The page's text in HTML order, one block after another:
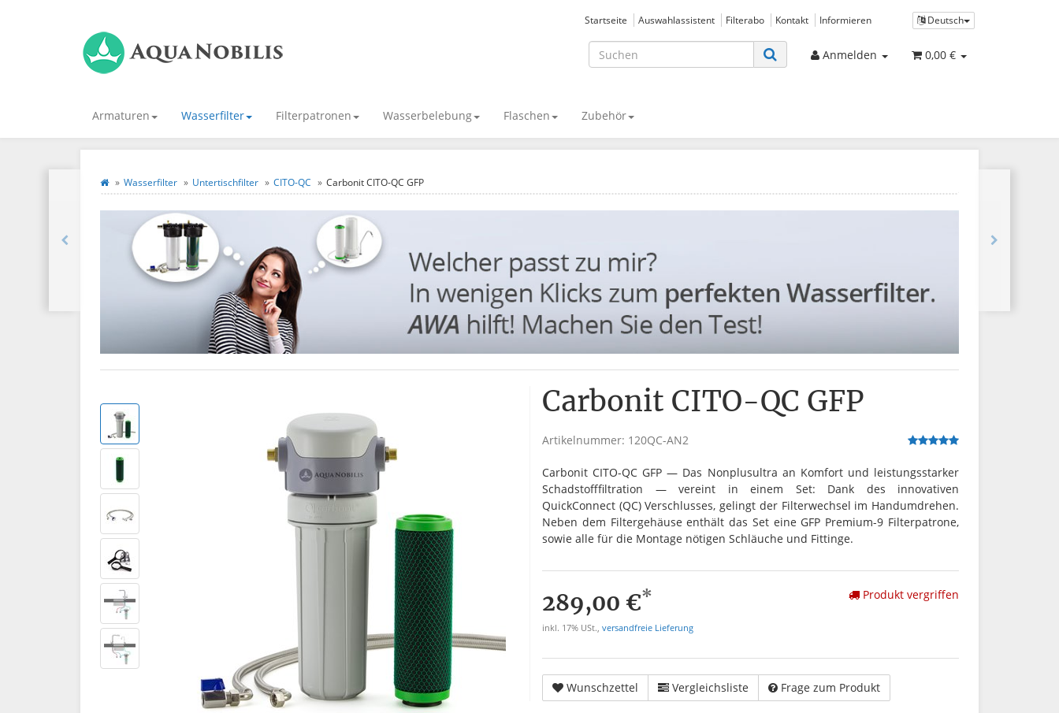
Deutsch
Startseite Auswahlassistent Filterabo Kontakt Informieren
Anmelden 0,00 €
Armaturen Wasserfilter Filterpatronen Wasserbelebung Flaschen Zubehör
Wasserfilter Untertischfilter CITO-QC Carbonit CITO-QC GFP
Carbonit CITO-QC GFP
Artikelnummer: 120QC-AN2
Carbonit CITO-QC GFP — Das Nonplusultra an Komfort und leistungsstarker
Schadstofffiltration — vereint in einem Set: Dank des innovativen
QuickConnect (QC) Verschlusses, gelingt der Filterwechsel im Handumdrehen.
Neben dem Filtergehäuse enthält das Set eine GFP Premium-9 Filterpatrone,
sowie alle für die Montage nötigen Schläuche und Fittinge.
289,00 €*
inkl. 17% USt., versandfreie Lieferung
Produkt vergriffen
Wunschzettel Vergleichsliste Frage zum Produkt